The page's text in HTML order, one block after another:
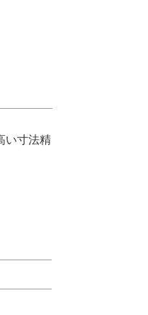
い寸法精